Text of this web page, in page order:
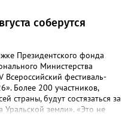
соберутся
Президентского фонда
Министерства
Всероссийский фестиваль-
Более 200 участников,
страны, будут состязаться за
Уральской земли». «Это не